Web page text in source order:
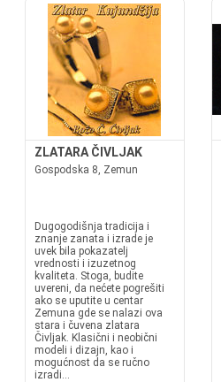
ZLATARA ČIVLJAK
Gospodska 8, Zemun
Dugogodišnja tradicija i
znanje zanata i izrade je
uvek bila pokazatelj
vrednosti i izuzetnog
kvaliteta. Stoga, budite
uvereni, da nećete pogrešiti
ako se uputite u centar
Zemuna gde se nalazi ova
stara i čuvena zlatara
Čivljak. Klasični i neobični
modeli i dizajn, kao i
mogućnost da se ručno
izradi...